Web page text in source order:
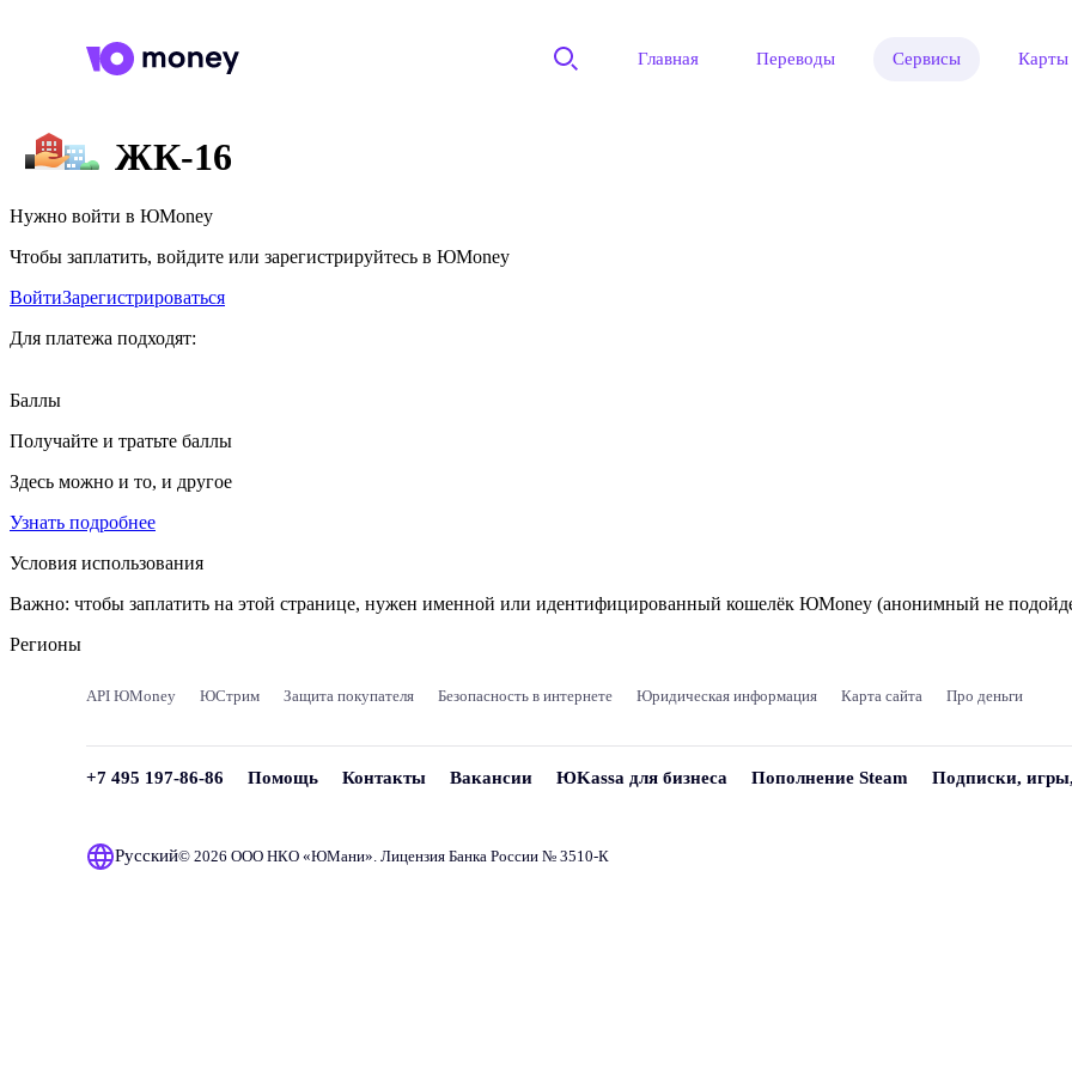
Главная Переводы Сервисы Карты
ЖК-16
Нужно войти в ЮMoney
Чтобы заплатить, войдите или зарегистрируйтесь в ЮMoney
ВойтиЗарегистрироваться
Для платежа подходят:
Баллы
Получайте и тратьте баллы
Здесь можно и то, и другое
Узнать подробнее
Условия использования
Важно: чтобы заплатить на этой странице, нужен именной или идентифицированный кошелёк ЮMoney (анонимный не
Регионы
API ЮMoney ЮСтрим Защита покупателя Безопасность в интернете Юридическая информация Карта сайта Про деньги
+7 495 197-86-86 Помощь Контакты Вакансии ЮKassa для бизнеса Пополнение Steam Подписки,
Русский© 2026 ООО НКО «ЮМани». Лицензия Банка России № 3510‑К